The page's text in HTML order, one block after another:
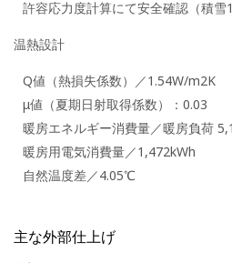
許容応力度計算にて安全確認（積雪
温熱設計
Q値（熱損失係数）／1.54W/m2K
μ値（夏期日射取得係数）：0.03
暖房エネルギー消費量／暖房負荷
暖房用電気消費量／1,472kWh
自然温度差／4.05℃
主な外部仕上げ